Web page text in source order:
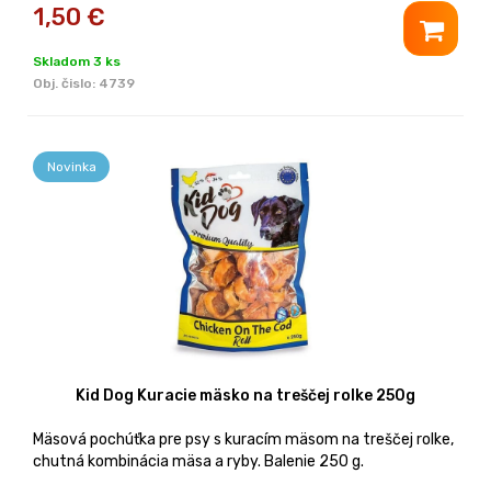
1,50 €
Skladom 3 ks
Obj. čislo: 4739
Novinka
Kid Dog Kuracie mäsko na treščej rolke 250g
Mäsová pochúťka pre psy s kuracím mäsom na treščej rolke,
chutná kombinácia mäsa a ryby. Balenie 250 g.